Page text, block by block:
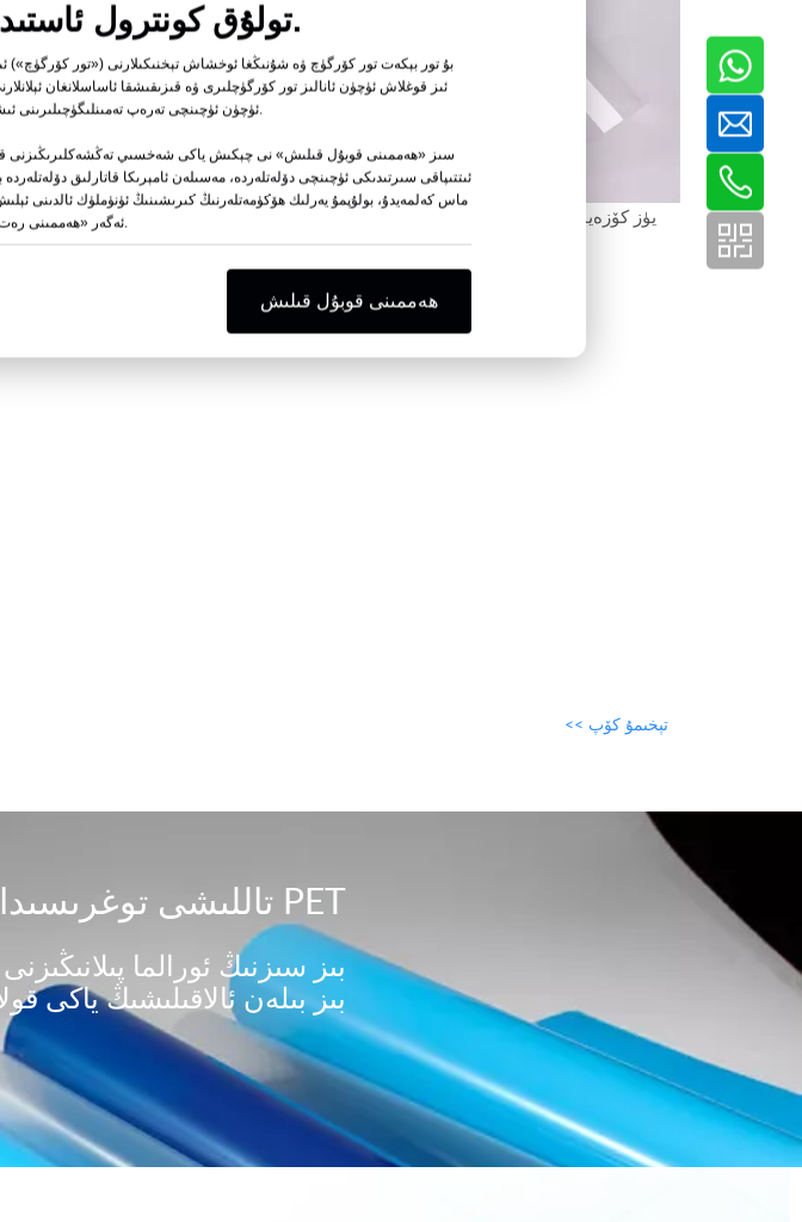
يۇقىرى سۈپەتلىك سۈزۈك پلاستىك تۇمانغا
چاچرىماسلىق ئۈچۈن سۈزۈك يۈز قالقىنى
تېخىمۇ كۆپ >>
PET تاللىشى توغرىسىدا مەسلىھەتكە ئېھتىياجلىقمۇ؟
بىز سىزنىڭ ئورالما
بىز بىلەن ئالاقىلىشىڭ ياكى
تولۇق كونترول ئاستىدا شەخسىيلەشتۈرۈلگەن تەجرىبىلەر.
بۇ تور بېكەت تور كۆرگۈچ ۋە شۇنىڭغا ئوخشاش تېخنىكىلارنى («تور كۆرگۈچ»)
ئىز قوغلاش ئۈچۈن ئانالىز تور كۆرگۈچلىرى ۋە قىزىقىشقا ئاساسلانغان
ئۈچۈن ئۈچىنچى تەرەپ تەمىنلىگۈچىلىرىنى ئىشلىتىمىز، ئۇلارمۇ بۇ سانلىق مەلۇماتلارنى ئۆز مەقسىتى ئۈچۈن ئىشلىتىشى مۇمكىن.
سىز «ھەممىنى قوبۇل قىلىش» نى چېكىش ياكى شەخسىي تەڭشەكلىرىڭىزنى
ئىتتىپاقى سىرتىدىكى ئۈچىنچى دۆلەتلەردە، مەسىلەن ئامېرىكا قاتارلىق
ماس كەلمەيدۇ، بولۇپمۇ يەرلىك ھۆكۈمەتلەرنىڭ كىرىشىنىڭ ئۈنۈملۈك ئالدىنى
ئەگەر «ھەممىنى رەت قىلىش» نى چەكسىڭىز، پەقەت قاتتىق زۆرۈر بولغان تور كۆرگۈچلەرلا ئىشلىتىلىدۇ.
ھەممىنى قوبۇل قىلىش